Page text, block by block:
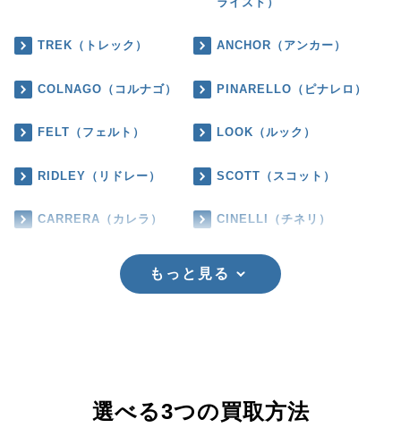
TREK（トレック） ANCHOR（アンカー）
COLNAGO（コルナゴ） PINARELLO（ピナレロ）
FELT（フェルト） LOOK（ルック）
RIDLEY（リドレー） SCOTT（スコット）
CARRERA（カレラ） CINELLI（チネリ）
もっと見る
選べる3つの買取方法